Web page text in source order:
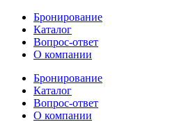
Бронирование
Каталог
Вопрос-ответ
О компании
Бронирование
Каталог
Вопрос-ответ
О компании